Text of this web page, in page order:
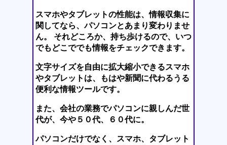
スマホやタブレットの性能は、情報収集に
関してなら、パソコンとあまり変わりませ
ん。 それどころか、持ち歩けるので、いつ
でもどこででも情報をチェックできます。
文字サイズを自由に拡大縮小できるスマホ
やタブレットは、もはや新聞に代わるうる
便利な情報ツールです。
また、会社の業務でパソコンに親しんだ世
代が、今や５０代、６０代に。
パソコンだけでなく、スマホ、タブレット